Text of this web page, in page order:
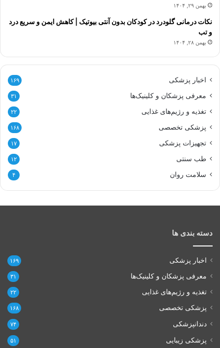
بهمن ۲۹, ۱۴۰۴
نکات درمانی گلودرد در کودکان بدون آنتی بیوتیک | کاهش ایمن و سریع درد
و تب
بهمن ۲۸, ۱۴۰۴
اخبار پزشکی ۱۶۹
معرفی پزشکان و کلینیک‌ها ۳۱
تغذیه و رژیم‌های غذایی ۲۲
پزشکی تخصصی ۱۶۸
تجهیزات پزشکی ۱۷
طب سنتی ۱۲
سلامت روان ۴
دسته بندی ها
اخبار پزشکی ۱۶۹
معرفی پزشکان و کلینیک‌ها ۳۱
تغذیه و رژیم‌های غذایی ۲۲
پزشکی تخصصی ۱۶۸
دندانپزشکی ۷۴
پزشکی زیبایی ۵۱